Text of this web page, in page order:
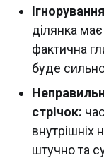
ділянка
фактична
буде
стрічок:
внутрішніх
штучно та